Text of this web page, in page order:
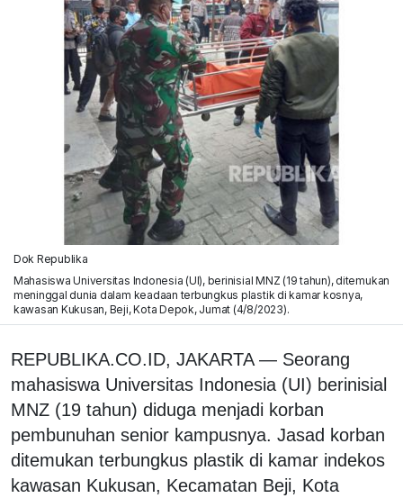
Dok Republika
Mahasiswa Universitas Indonesia (UI), berinisial MNZ (19 tahun), ditemukan
meninggal dunia dalam keadaan terbungkus plastik di kamar kosnya,
kawasan Kukusan, Beji, Kota Depok, Jumat (4/8/2023).
REPUBLIKA.CO.ID, JAKARTA — Seorang
mahasiswa Universitas Indonesia (UI) berinisial
MNZ (19 tahun) diduga menjadi korban
pembunuhan senior kampusnya. Jasad korban
ditemukan terbungkus plastik di kamar indekos
kawasan Kukusan, Kecamatan Beji, Kota